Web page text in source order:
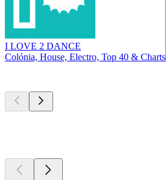
I LOVE 2 DANCE
Colónia, House, Electro, Top 40 & Charts